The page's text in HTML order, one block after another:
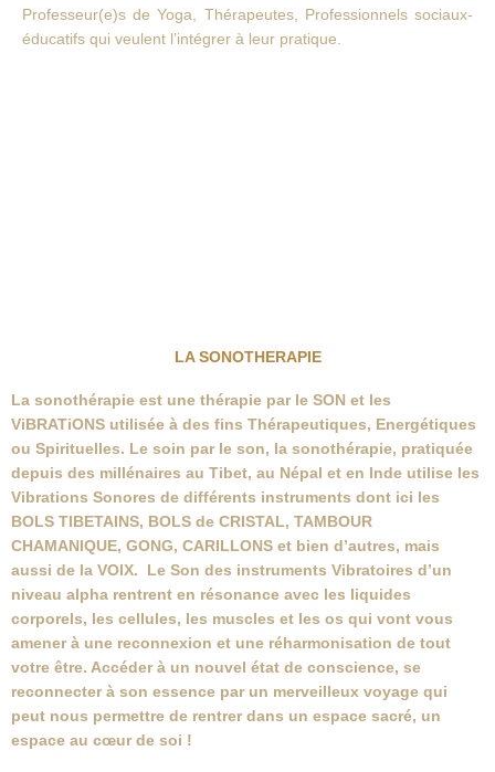
Professeur(e)s de Yoga, Thérapeutes, Professionnels sociaux-
éducatifs qui veulent l’intégrer à leur pratique.
LA SONOTHERAPIE
La sonothérapie est une thérapie par le SON et les
ViBRATiONS utilisée à des fins Thérapeutiques, Energétiques
ou Spirituelles. Le soin par le son, la sonothérapie, pratiquée
depuis des millénaires au Tibet, au Népal et en Inde utilise les
Vibrations Sonores de différents instruments dont ici les
BOLS TIBETAINS, BOLS de CRISTAL, TAMBOUR
CHAMANIQUE, GONG, CARILLONS et bien d’autres, mais
aussi de la VOIX. Le Son des instruments Vibratoires d’un
niveau alpha rentrent en résonance avec les liquides
corporels, les cellules, les muscles et les os qui vont vous
amener à une reconnexion et une réharmonisation de tout
votre être. Accéder à un nouvel état de conscience, se
reconnecter à son essence par un merveilleux voyage qui
peut nous permettre de rentrer dans un espace sacré, un
espace au cœur de soi !